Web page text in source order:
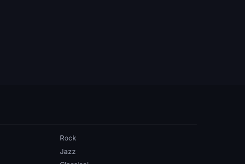
Rock
Jazz